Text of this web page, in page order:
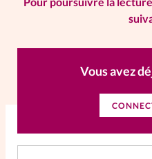
Vous avez